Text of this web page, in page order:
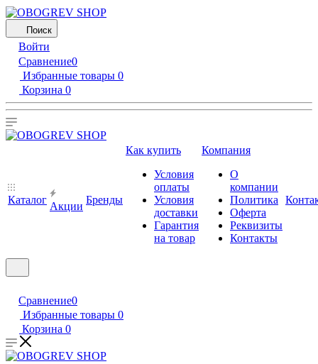
Поиск
Войти
Сравнение0
Избранные товары 0
Корзина 0
Каталог
Акции
Бренды
Как купить
Условия
оплаты
Условия
доставки
Гарантия
на товар
Компания
О
компании
Политика
Оферта
Реквизиты
Контакты
Сравнение0
Избранные товары 0
Корзина 0